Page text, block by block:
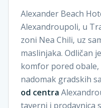
Alexander Beach
Alexandroupoli, u
zoni Nea Chili, uz
maslinjaka. Odličan
komfor pored
nadomak gradskih
od centra
taverni i prodavnica